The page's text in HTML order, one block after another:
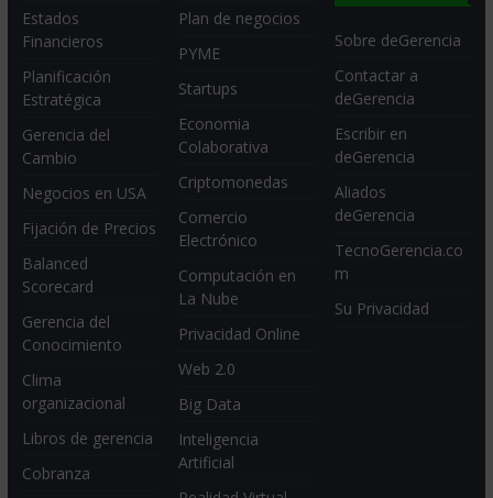
Estados
Financieros
Planificación
Estratégica
Gerencia del
Cambio
Negocios en USA
Fijación de Precios
Balanced
Scorecard
Gerencia del
Conocimiento
Clima
organizacional
Libros de gerencia
Cobranza
Plan de negocios
PYME
Startups
Economia
Colaborativa
Criptomonedas
Comercio
Electrónico
Computación en
La Nube
Privacidad Online
Web 2.0
Big Data
Inteligencia
Artificial
Sobre deGerencia
Contactar a
deGerencia
Escribir en
deGerencia
Aliados
deGerencia
TecnoGerencia.co
m
Su Privacidad